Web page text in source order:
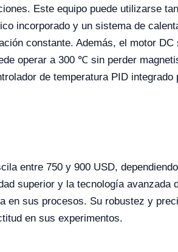
Este equipo puede utilizarse
incorporado y un sistema de
constante. Además, el motor
operar a 300 ℃ sin perder
de temperatura PID
entre 750 y 900 USD,
superior y la tecnología avanzada
en sus procesos. Su robustez y
en sus experimentos.